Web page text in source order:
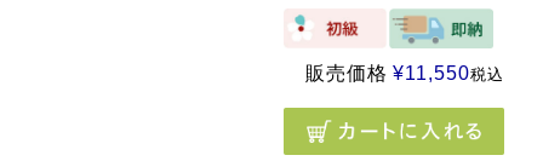
販売価格 ¥11,550税込